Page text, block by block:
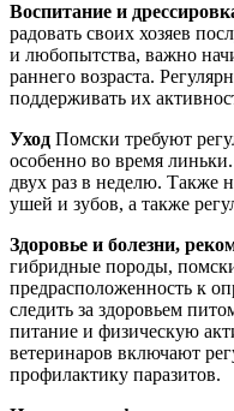
Воспитание и
радовать своих хозяев
и любопытства, важно
раннего возраста.
поддерживать их
Уход Помски требуют
особенно во время
двух раз в неделю. Также
ушей и зубов, а также
Здоровье и болезни,
гибридные породы,
предрасположенность к
следить за здоровьем
питание и физическую
ветеринаров включают
профилактику паразитов.